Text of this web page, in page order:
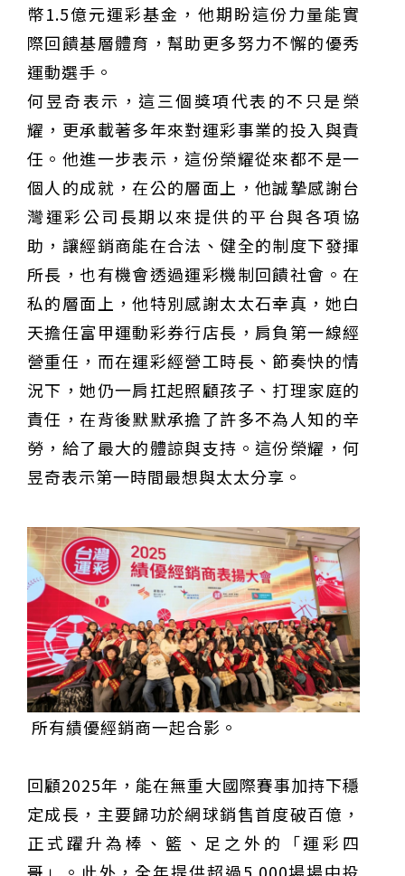
幣1.5億元運彩基金，他期盼這份力量能實
際回饋基層體育，幫助更多努力不懈的優秀
運動選手。
何昱奇表示，這三個獎項代表的不只是榮
耀，更承載著多年來對運彩事業的投入與責
任。他進一步表示，這份榮耀從來都不是一
個人的成就，在公的層面上，他誠摯感謝台
灣運彩公司長期以來提供的平台與各項協
助，讓經銷商能在合法、健全的制度下發揮
所長，也有機會透過運彩機制回饋社會。在
私的層面上，他特別感謝太太石幸真，她白
天擔任富甲運動彩券行店長，肩負第一線經
營重任，而在運彩經營工時長、節奏快的情
況下，她仍一肩扛起照顧孩子、打理家庭的
責任，在背後默默承擔了許多不為人知的辛
勞，給了最大的體諒與支持。這份榮耀，何
昱奇表示第一時間最想與太太分享。
所有績優經銷商一起合影。
回顧2025年，能在無重大國際賽事加持下穩
定成長，主要歸功於網球銷售首度破百億，
正式躍升為棒、籃、足之外的「運彩四
哥」。此外，全年提供超過5,000場場中投